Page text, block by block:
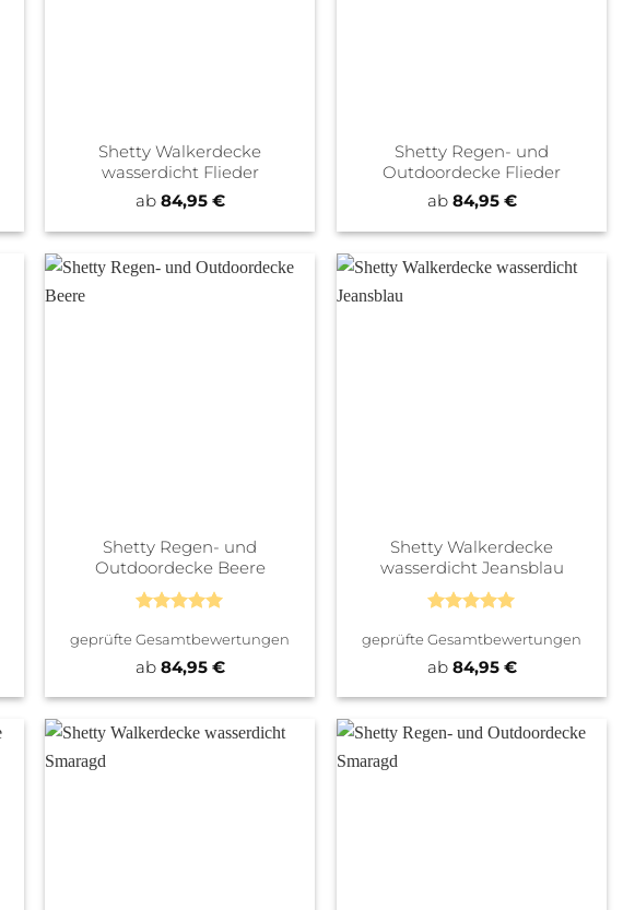
Shetty Walkerdecke
wasserdicht Flieder
ab 84,95 €
Shetty Regen- und
Outdoordecke Flieder
ab 84,95 €
Shetty Regen- und
Outdoordecke Beere
mit5von
5
geprüfte Gesamtbewertungen
ab 84,95 €
Shetty Walkerdecke
wasserdicht Jeansblau
mit5von
5
geprüfte Gesamtbewertungen
ab 84,95 €